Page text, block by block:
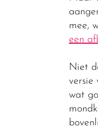
mee,
een
Niet
versie
wat